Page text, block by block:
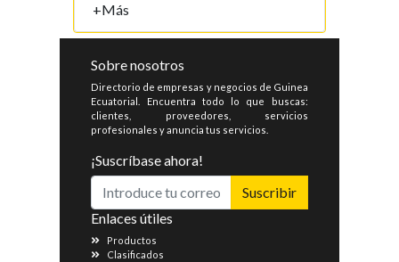
+Más
Sobre nosotros
Directorio de empresas y negocios de Guinea
Ecuatorial. Encuentra todo lo que buscas:
clientes, proveedores, servicios
profesionales y anuncia tus servicios.
¡Suscríbase ahora!
Suscribir
Enlaces útiles
Productos
Clasificados